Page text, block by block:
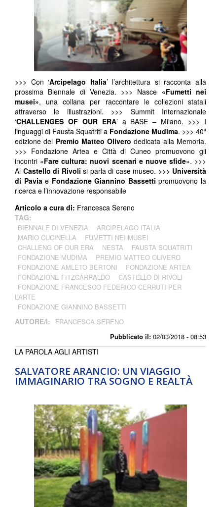
Pubblicato il: 02/03/2018 - 08:53
>>> Con ‘Arcipelago Italia’ l’architettura si racconta alla
prossima Biennale di Venezia. >>> Nasce «Fumetti nei
musei», una collana per raccontare le collezioni statali
attraverso le illustrazioni. >>> Summit Internazionale
‘CHALLENGES OF OUR ERA’ a BASE – Milano. >>> I
linguaggi di Fausta Squatriti a Fondazione Mudima. >>> 40ª
edizione del Premio Matteo Olivero dedicata alla Memoria.
>>> Fondazione Artea e Città di Cuneo promuovono gli
incontri «Fare cultura: nuovi scenari e nuove sfide». >>>
Al Castello di Rivoli si parla di case museo. >>> Università
di Paviae Fondazione Giannino Bassetti promuovono la
ricerca e l’innovazione responsabile
Articolo a cura di: Francesca Sereno
TAG:
BIENNALE DI VENEZIA
ARCIPELAGO ITALIA
MARIO CUCINELLA
FUMETTI NEI MUSEI
CHALLENG OF OUR ERA
NESTA
FAUSTA SQUATRITI
FONDAZIONE MUDIMA
PREMIO MATTEO OLIVERO
FONDAZIONE AMLETO BERTONI
FONDAZIONE ARTEA
FONDAZIONE FITZCARRALDO
CASTELLO DI RIVOLI
FONDAZIONE FRANCESCO FEDERICO CERRUTI PER
L’ARTE
FONDAZIONE GIANNINO BASSETTI
AUTORE/I: FRANCESCA SERENO
SALVATORE ARANCIO: UN VIAGGIO
IMMAGINARIO TRA SOGNO E REALTÀ
LA PAROLA AGLI ARTISTI